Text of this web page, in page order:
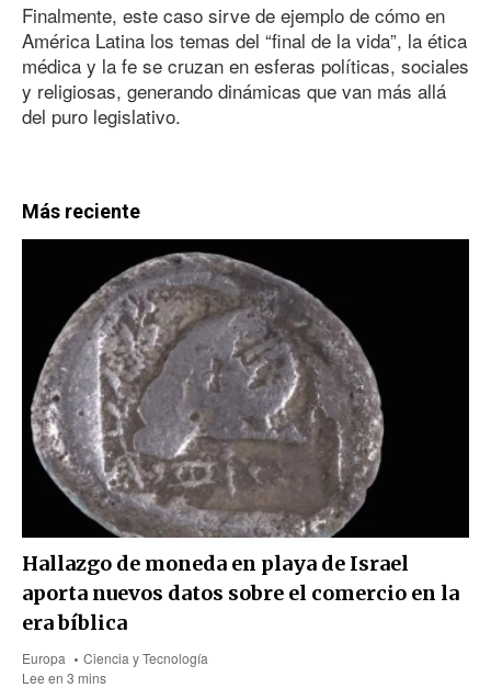
Finalmente, este caso sirve de ejemplo de cómo en
América Latina los temas del “final de la vida”, la ética
médica y la fe se cruzan en esferas políticas, sociales
y religiosas, generando dinámicas que van más allá
del puro legislativo.
Más reciente
Hallazgo de moneda en playa de Israel
aporta nuevos datos sobre el comercio en la
era bíblica
Europa
Ciencia y Tecnología
Lee en 3 mins